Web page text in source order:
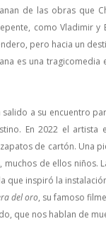
de las obras que
como Vladimir y
pero hacia un
es una
a su encuentro
En 2022 el artista
de cartón. Una
de ellos niños.
que inspiró la
del oro, su famoso
que nos hablan de